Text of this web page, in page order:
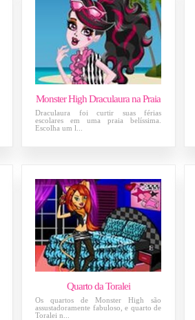
Monster High Draculaura na Praia
Draculaura foi curtir suas férias
escolares em uma praia belíssima.
Escolha um l...
Quarto da Toralei
Os quartos de Monster High são
assustadoramente fabuloso, e quarto de
Toralei n...